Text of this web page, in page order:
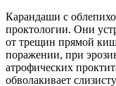
Карандаши с
проктологии. Они
от трещин прямой
поражении, при
атрофических
обволакивает